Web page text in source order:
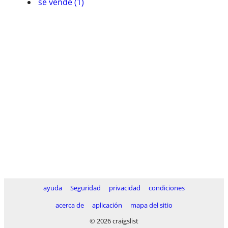
ayuda Seguridad privacidad
condiciones
acerca de
aplicación
mapa del sitio
© 2026 craigslist